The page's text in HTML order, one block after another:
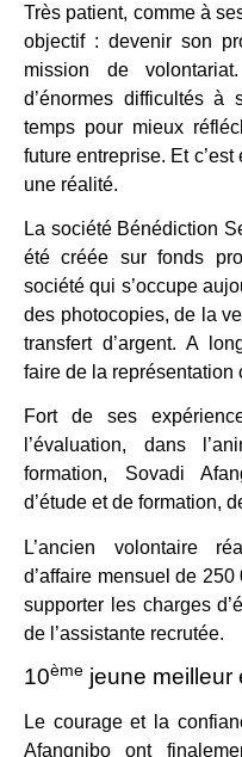
Très patient, comme à
objectif : devenir son
mission de
d’énormes difficultés
temps pour mieux
future entreprise. Et
une réalité.
La société Bénédiction
été créée sur fonds
société qui s’occupe
des photocopies, de la
transfert d’argent. A
faire de la représentation
Fort de ses
l’évaluation, dans
formation, Sovadi
d’étude et de formation,
L’ancien volontaire
d’affaire mensuel de
supporter les charges
de l’assistante recrutée.
10ème jeune meilleur
Le courage et la
Afangnibo ont